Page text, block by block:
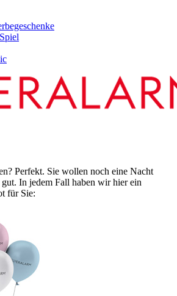
Perfekt. Sie wollen noch eine Nacht
In jedem Fall haben wir hier ein
für Sie: